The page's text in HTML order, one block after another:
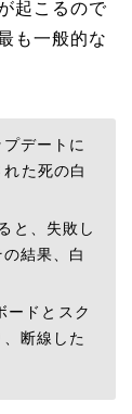
起こるので
も一般的な
デートに
た死の白
と、失敗し
結果、白
ードとスク
断線した